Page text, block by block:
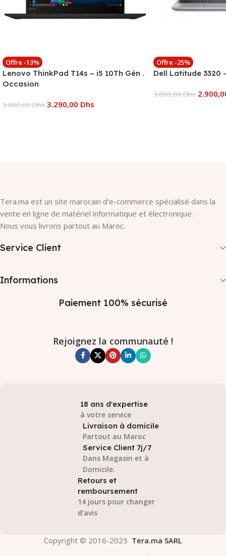
Offre -13%
Lenovo ThinkPad T14s – i5 10Th Gén .
Occasion
3.800,00Dhs 3.290,00 Dhs
Offre -25%
Dell Latitude 3320
3.890,00Dhs
Tera.ma est un site marocain d'e-commerce spécialisé dans la
vente en ligne de matériel informatique et électronique.
Nous vous livrons partout au Maroc.
Service Client
Informations
Paiement 100% sécurisé
Rejoignez la communauté !
18 ans d'expertise
à votre service
Livraison à domicile
Partout au Maroc
Service Client 7j/7
Dans Magasin et à
Domicile.
Retours et
remboursement
14 jours pour changer
d’avis
Copyright © 2016-2025 Tera.ma SARL